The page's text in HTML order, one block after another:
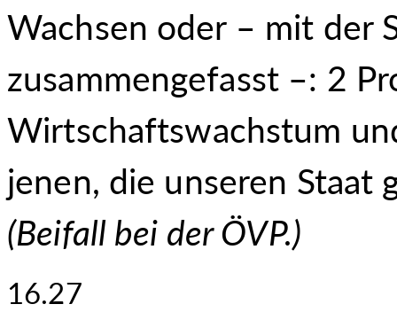
Wachsen oder – mit der
zusammengefasst –: 2
Wirtschaftswachstum
jenen, die unseren Staat
(Beifall bei der ÖVP.)
16.27